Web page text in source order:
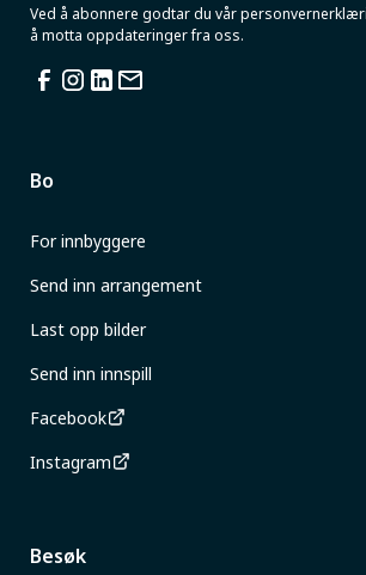
Ved å abonnere godtar du vår
å motta oppdateringer fra oss.
Bo
For innbyggere
Send inn arrangement
Last opp bilder
Send inn innspill
Facebook
Instagram
Besøk